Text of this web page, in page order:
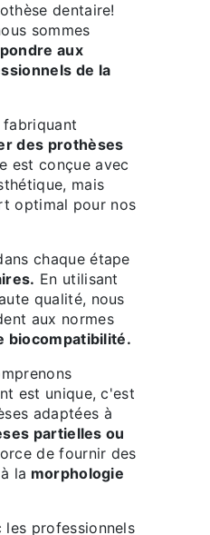
dentaire!
sommes
aux
de la
des prothèses
est conçue avec
mais
optimal pour nos
chaque étape
En utilisant
qualité, nous
aux normes
biocompatibilité.
est unique, c'est
adaptées à
partielles ou
de fournir des
la morphologie
professionnels